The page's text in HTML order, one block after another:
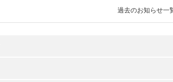
過去のお知らせ一